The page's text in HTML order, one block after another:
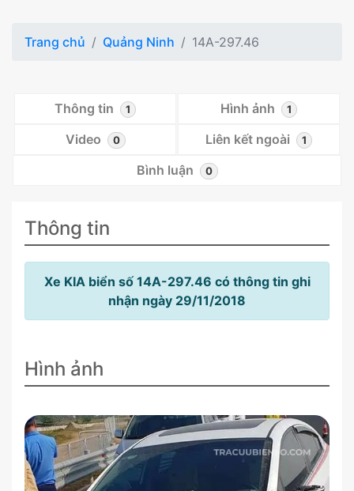
Trang chủ Quảng Ninh 14A-297.46
Thông tin 1 Hình ảnh 1
Video 0 Liên kết ngoài 1
Bình luận 0
Thông tin
Xe KIA biển số 14A-297.46 có thông tin ghi
nhận ngày 29/11/2018
Hình ảnh